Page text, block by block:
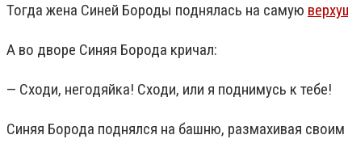
Тогда жена Синей Бороды поднялась на самую
А во дворе Синяя Борода кричал:
— Сходи, негодяйка! Сходи, или я поднимусь к тебе!
Синяя Борода поднялся на башню, размахивая